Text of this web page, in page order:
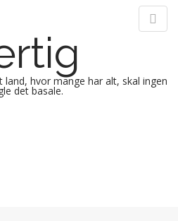
hvor mange har alt, skal ingen
det basale.